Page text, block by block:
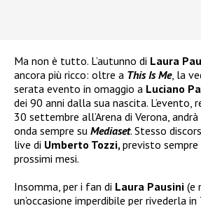
Ma non è tutto. L’autunno di Laura
ancora più ricco: oltre a This Is Me, la
serata evento in omaggio a Luciano
dei 90 anni dalla sua nascita. L’evento,
30 settembre all’Arena di Verona,
onda sempre su Mediaset. Stesso
live di Umberto Tozzi,previsto sempre
prossimi mesi.
Insomma, per i fan di Laura Pausini (e
un’occasione imperdibile per rivederla